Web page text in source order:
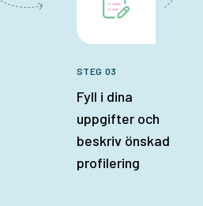
STEG 03
Fyll i dina
uppgifter och
beskriv önskad
profilering